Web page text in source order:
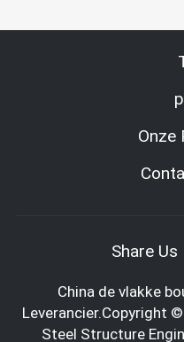
Moneybox-De Leider van
Staalstructuur van
district, Guangzhou-stad,
32.000 vierkante meters en
* Handelstype: Fabrikant
Onze
Share Us
China de vlakke
Leverancier.Copyright
Steel Structure